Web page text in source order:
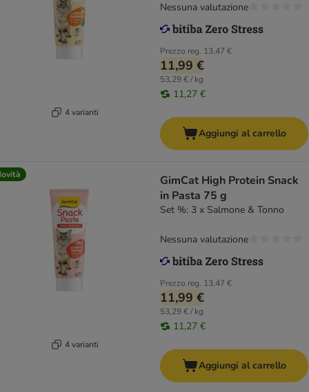
4 varianti
Prezzo reg. 13,47 €
11,99 €
53,29 € / kg
11,27 €
Nessuna valutazione
Aggiungi al carrello
4 varianti
GimCat High Protein Snack
in Pasta 75 g
Set %: 3 x Salmone & Tonno
Prezzo reg. 13,47 €
11,99 €
53,29 € / kg
11,27 €
Nessuna valutazione
Aggiungi al carrello